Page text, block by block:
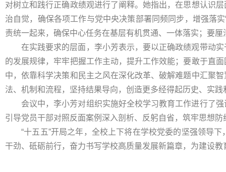
对树立和践行正确政绩观进行了阐释。她指出，在思想认识
治自觉，确保各项工作与党中央决策部署同频同步，增强落
责统一起来，确保中心任务在基层有机贯通、一体落实；要
在实践要求的层面，李小芳表示，要以正确政绩观带动
的发展规律，牢牢把握工作主动，提升工作效能；要敢于直
中，依靠科学决策和民主之风在深化改革、破解难题中汇聚
法、机制和流程，坚持结果导向，创造更多经得起历史、实
会议中，李小芳对组织实施好全校学习教育工作进行了
引导党员干部对照反面案例深入剖析、反躬自省，筑牢思想防
“十五五”开局之年，全校上下将在学校党委的坚强领导
干劲、砥砺前行，奋力书写学校高质量发展新篇章，为建设